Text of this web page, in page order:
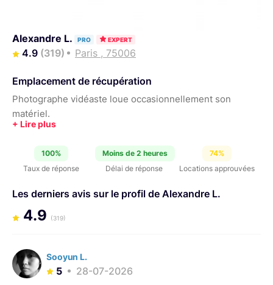
Alexandre L. PRO EXPERT
4.9 (319) Paris , 75006
Emplacement de récupération
Photographe vidéaste loue occasionnellement son
matériel.
100%
Taux de réponse
Moins de 2 heures
Délai de réponse
74%
Locations approuvées
Les derniers avis sur le profil de Alexandre L.
4.9 (319)
Sooyun L.
5
28-07-2026